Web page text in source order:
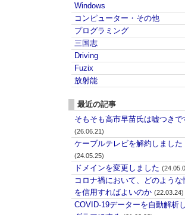
Windows
コンピューター・その他
プログラミング
三国志
Driving
Fuzix
放射能
最近の記事
そもそも高市早苗氏は嘘つきで
(26.06.21)
ケーブルテレビを解約しました
(24.05.25)
ドメインを変更しました
コロナ禍において、どのような
を信用すればよいのか (22.03.24)
COVID-19データーを自動解析